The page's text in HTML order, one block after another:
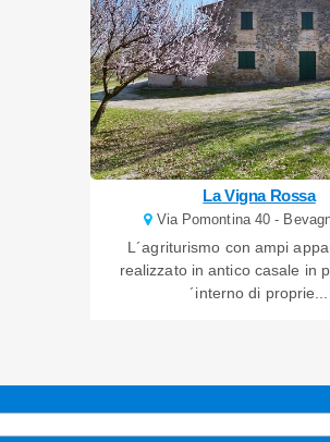
La Vigna Rossa
Via Pomontina 40 -
L´agriturismo con ampi
realizzato in antico casale in
´interno di proprie...